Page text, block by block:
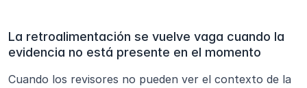
La retroalimentación se vuelve vaga cuando la
evidencia no está presente en el momento
Cuando los revisores no pueden ver el contexto de la